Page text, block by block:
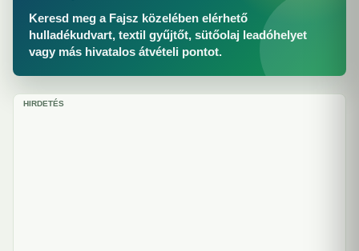
Keresd meg a Fajsz közelében elérhető
hulladékudvart, textil gyűjtőt, sütőolaj leadóhelyet
vagy más hivatalos átvételi pontot.
HIRDETÉS